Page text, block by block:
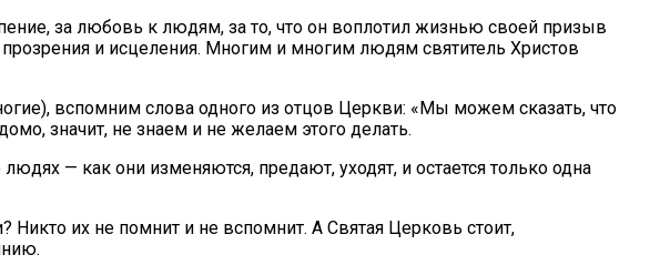
за любовь к людям, за то, что он воплотил жизнью своей призыв
и исцеления. Многим и многим людям святитель Христов
вспомним слова одного из отцов Церкви: «Мы можем сказать, что
значит, не знаем и не желаем этого делать.
— как они изменяются, предают, уходят, и остается только одна
их не помнит и не вспомнит. А Святая Церковь стоит,